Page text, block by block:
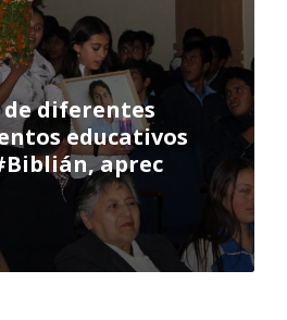
diferentes
educativos
aprec